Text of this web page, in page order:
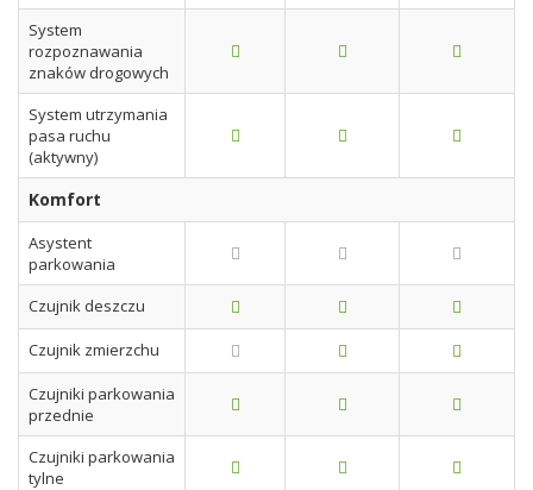
System
rozpoznawania
znaków drogowych
System utrzymania
pasa ruchu
(aktywny)
Komfort
Asystent
parkowania
Czujnik deszczu
Czujnik zmierzchu
Czujniki parkowania
przednie
Czujniki parkowania
tylne